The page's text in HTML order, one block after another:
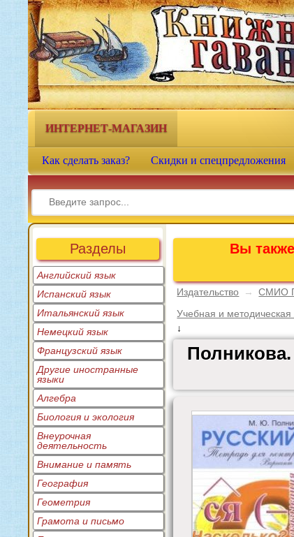
Книжная гавань - интернет-
магазин учебной литературы
ИНТЕРНЕТ-МАГАЗИН
Как сделать заказ? Скидки и спецпредложения
Разделы
Английский язык
Испанский язык
Итальянский язык
Немецкий язык
Французский язык
Другие иностранные
языки
Алгебра
Биология и экология
Внеурочная
деятельность
Внимание и память
География
Геометрия
Грамота и письмо
Вы
Издательство → СМИО
Учебная и
↓